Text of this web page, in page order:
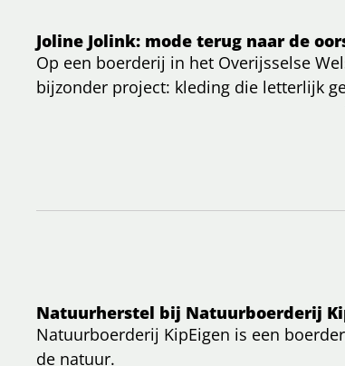
Joline Jolink: mode terug naar de
Op een boerderij in het Overijsselse
bijzonder project: kleding die letterlijk
recent artikel wordt duidelijk hoe zij
Natuurherstel bij Natuurboerderij
Natuurboerderij KipEigen is een
de natuur.